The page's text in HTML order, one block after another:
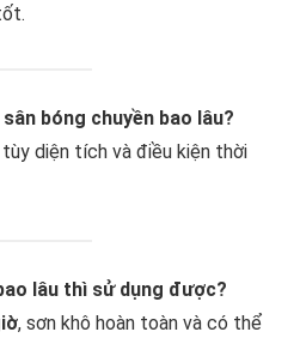
bóng chuyền bao lâu?
tùy diện tích và điều kiện thời
lâu thì sử dụng được?
, sơn khô hoàn toàn và có thể